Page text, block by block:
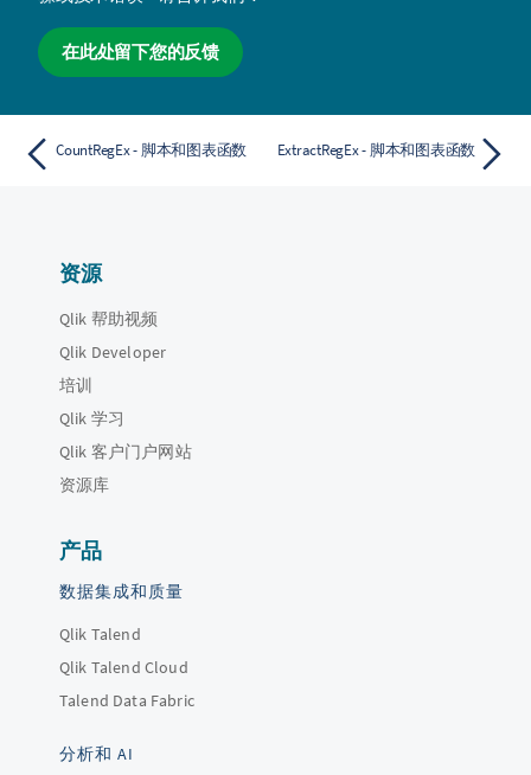
在此处留下您的反馈
CountRegEx - 脚本和图表函数 ExtractRegEx - 脚本和图表函数
资源
Qlik 帮助视频
Qlik Developer
培训
Qlik 学习
Qlik 客户门户网站
资源库
产品
数据集成和质量
Qlik Talend
Qlik Talend Cloud
Talend Data Fabric
分析和 AI